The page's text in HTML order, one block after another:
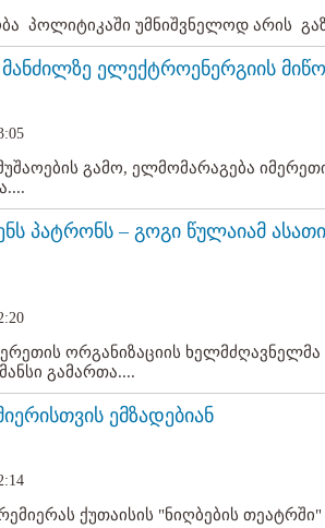
პოლიტიკაში უმნიშვნელოდ არის
ელექტროენერგიის
გამო, ელმომარაგება
პატრონს – გოგი წულაიამ
ორგანიზაციის ხელმძღავნელმა
გამართა....
ემზადებიან
ქუთაისის "ნიღბების თეატრში"